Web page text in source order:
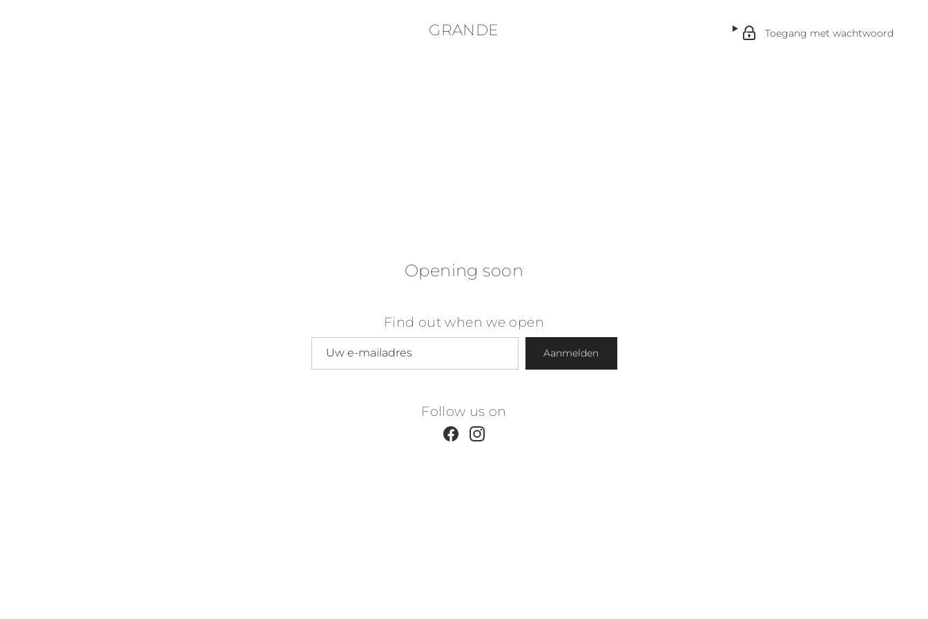
GRANDE Toegang met wachtwoord
Opening soon
Find out when we open
Aanmelden
Follow us on
FacebookInstagram